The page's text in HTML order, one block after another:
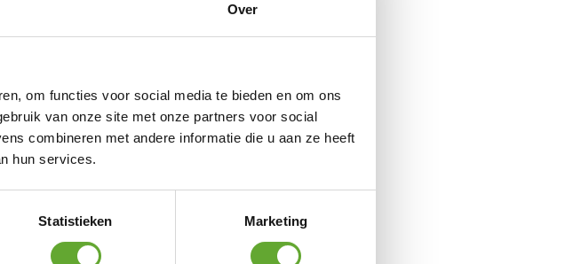
Over
om functies voor social media te bieden en om ons
van onze site met onze partners voor social
combineren met andere informatie die u aan ze heeft
hun services.
Statistieken Marketing